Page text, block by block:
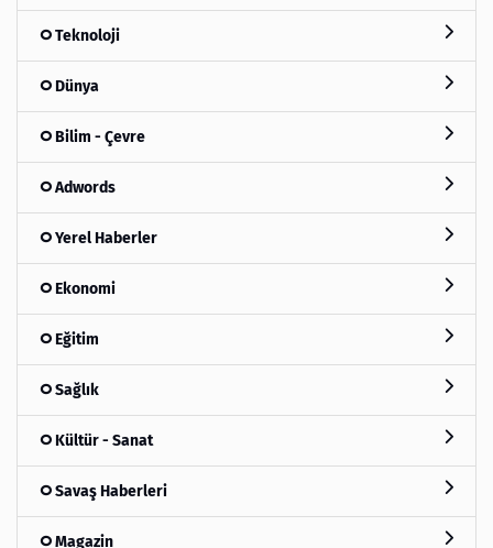
Teknoloji
Dünya
Bilim - Çevre
Adwords
Yerel Haberler
Ekonomi
Eğitim
Sağlık
Kültür - Sanat
Savaş Haberleri
Magazin